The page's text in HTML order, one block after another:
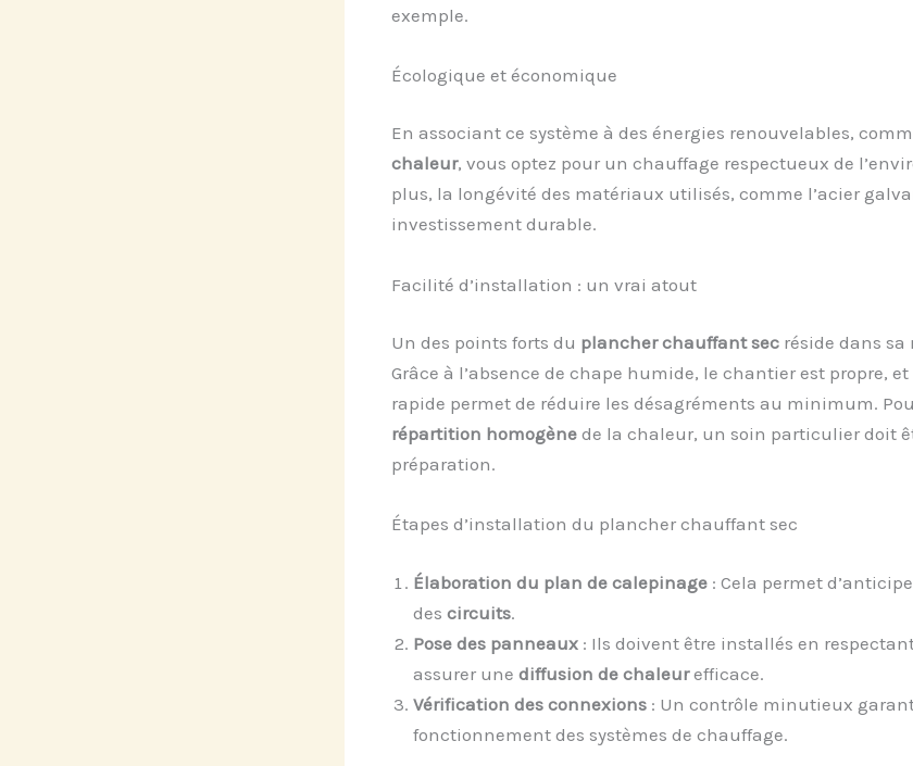
exemple.
Écologique et économique
En associant ce système à des énergies renouvelables,
chaleur, vous optez pour un chauffage respectueux de
plus, la longévité des matériaux utilisés, comme l’acier
investissement durable.
Facilité d’installation : un vrai atout
Un des points forts du plancher chauffant secréside dans sa
Grâce à l’absence de chape humide, le chantier est propre,
rapide permet de réduire les désagréments au minimum.
répartition homogènede la chaleur, un soin particulier doit
préparation.
Étapes d’installation du plancher chauffant sec
Élaboration du plan de calepinage: Cela permet
des circuits.
Pose des panneaux: Ils doivent être installés en
assurer une diffusion de chaleurefficace.
Vérification des connexions: Un contrôle minutieux
fonctionnement des systèmes de chauffage.